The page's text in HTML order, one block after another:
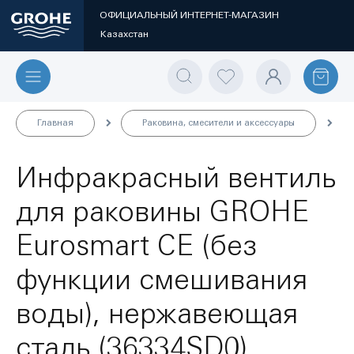
ОФИЦИАЛЬНЫЙ ИНТЕРНЕТ-МАГАЗИН
Казахстан
Главная Раковина, смесители и аксессуары
Инфракрасный вентиль
для раковины GROHE
Eurosmart CE (без
функции смешивания
воды), нержавеющая
сталь (36334SD0)